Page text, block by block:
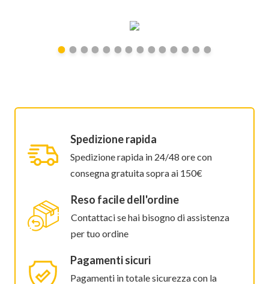
Spedizione rapida
Spedizione rapida in 24/48 ore con
consegna gratuita sopra ai 150€
Reso facile dell'ordine
Contattaci se hai bisogno di assistenza
per tuo ordine
Pagamenti sicuri
Pagamenti in totale sicurezza con la